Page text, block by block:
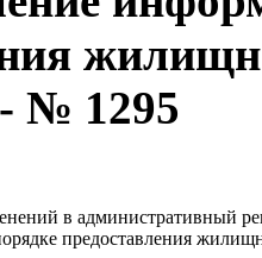
№ 1295
в административный
предоставления